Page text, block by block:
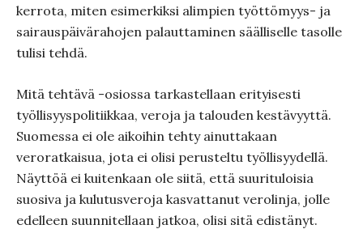
kerrota, miten esimerkiksi alimpien työttömyys- ja
sairauspäivärahojen palauttaminen säälliselle tasolle
tulisi tehdä.
Mitä tehtävä -osiossa tarkastellaan erityisesti
työllisyyspolitiikkaa, veroja ja talouden kestävyyttä.
Suomessa ei ole aikoihin tehty ainuttakaan
veroratkaisua, jota ei olisi perusteltu työllisyydellä.
Näyttöä ei kuitenkaan ole siitä, että suurituloisia
suosiva ja kulutusveroja kasvattanut verolinja, jolle
edelleen suunnitellaan jatkoa, olisi sitä edistänyt.